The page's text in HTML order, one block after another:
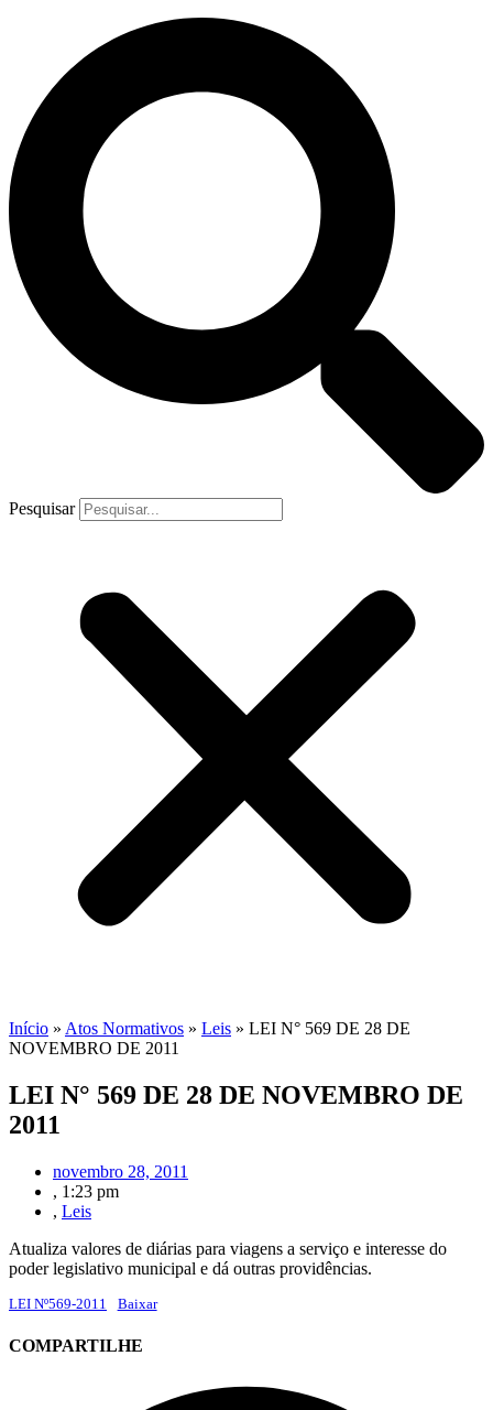
Pesquisar
Início » Atos Normativos » Leis » LEI N° 569 DE 28 DE
NOVEMBRO DE 2011
LEI N° 569 DE 28 DE NOVEMBRO DE
2011
novembro 28, 2011
, 1:23 pm
, Leis
Atualiza valores de diárias para viagens a serviço e interesse do
poder legislativo municipal e dá outras providências.
LEI Nº569-2011 Baixar
COMPARTILHE